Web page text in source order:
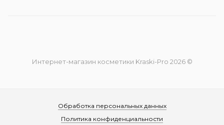
Интернет-магазин косметики Kraski-Pro 2026 ©
Обработка персональных данных
Политика конфиденциальности